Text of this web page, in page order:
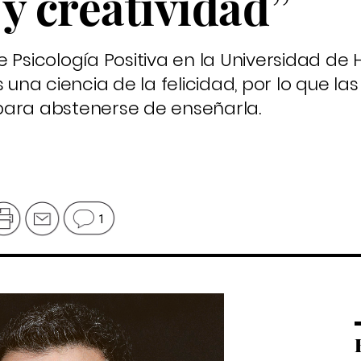
Psicología Positiva en la Universidad de
ciencia de la felicidad, por lo que
abstenerse de enseñarla.
1